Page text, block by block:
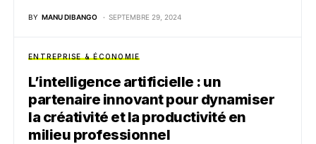
BY MANU DIBANGO SEPTEMBRE 29, 2024
ENTREPRISE & ÉCONOMIE
L’intelligence artificielle : un
partenaire innovant pour dynamiser
la créativité et la productivité en
milieu professionnel